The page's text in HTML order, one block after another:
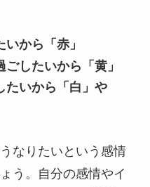
から「赤」
したいから「黄」
たいから「白」や
なりたいという感情
う。自分の感情やイ